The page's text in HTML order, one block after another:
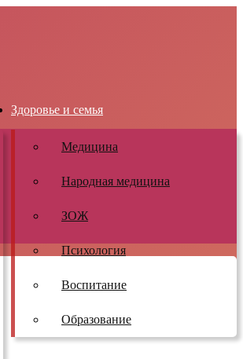
Здоровье и семья
Медицина
Народная медицина
ЗОЖ
Психология
Воспитание
Образование